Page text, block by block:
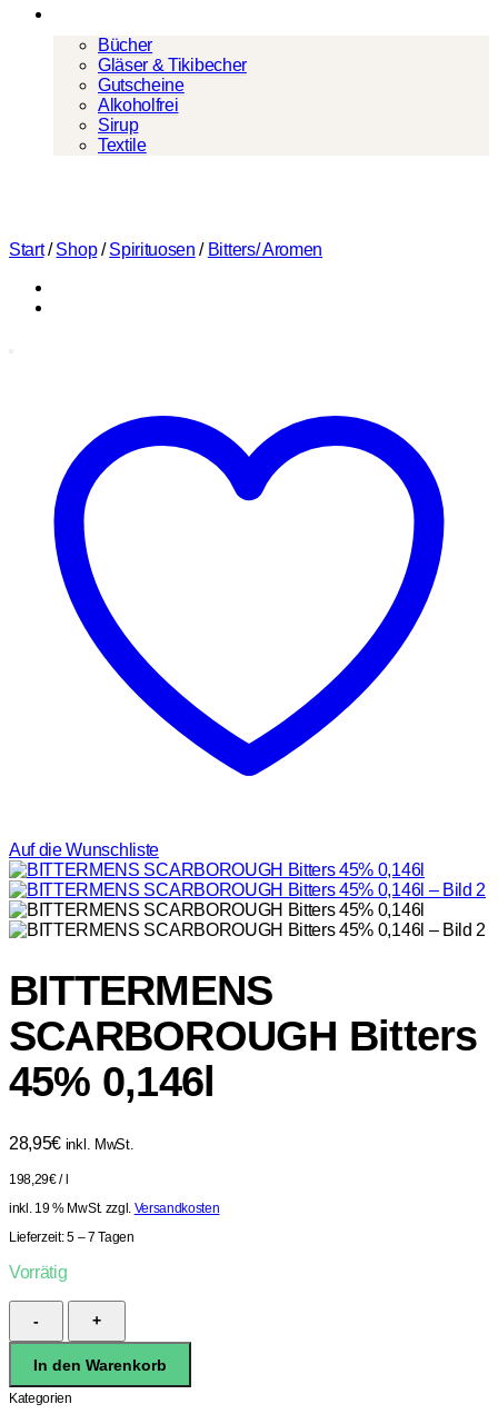
Bücher
Gläser & Tikibecher
Gutscheine
Alkoholfrei
Sirup
Textile
Start / Shop / Spirituosen / Bitters/ Aromen
Auf die Wunschliste
BITTERMENS
SCARBOROUGH Bitters
45% 0,146l
28,95€ inkl. MwSt.
198,29€/l
inkl. 19 % MwSt. zzgl. Versandkosten
Lieferzeit:5 – 7 Tagen
Vorrätig
BITTERMENS
SCARBOROUGH
Bitters
45%
0,146l
Menge
In den Warenkorb
Kategorien